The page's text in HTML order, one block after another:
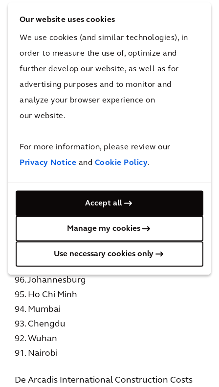
Our website uses cookies
We use cookies (and similar technologies), in
order to measure the use of, optimize and
further develop our website, as well as for
advertising purposes and to monitor and
analyze your browser experience on
our website.
For more information, please review our
Privacy Notice and Cookie Policy.
Accept all
Manage my cookies
Use necessary cookies only
1. Geneve
2. Londen
3. Zurich
4. München
5. New York
10. Hong Kong
Duurste steden:
98. Kuala Lumpur
97. Delhi
96. Johannesburg
95. Ho Chi Minh
94. Mumbai
93. Chengdu
92. Wuhan
91. Nairobi
De Arcadis International Construction Costs